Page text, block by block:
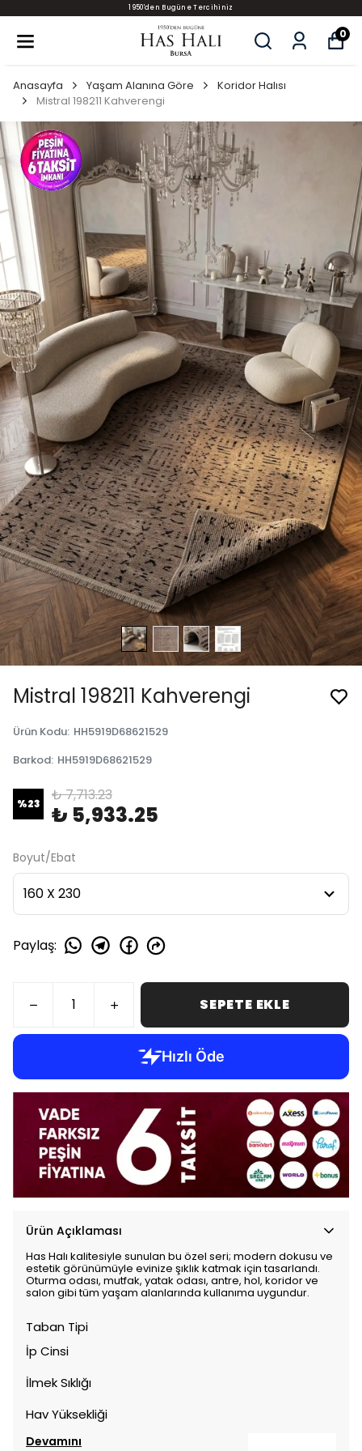
1950'den Bugüne Tercihiniz
0
Anasayfa Yaşam Alanına Göre
Koridor Halısı
Mistral 198211 Kahverengi
Mistral 198211 Kahverengi
Ürün Kodu: HH5919D68621529
Barkod: HH5919D68621529
%23 ₺ 7,713.23
₺ 5,933.25
Boyut/Ebat
Paylaş:
SEPETE EKLE
Ürün Açıklaması
Has Halı kalitesiyle sunulan bu özel seri; modern dokusu ve
estetik görünümüyle evinize şıklık katmak için tasarlandı.
Oturma odası, mutfak, yatak odası, antre, hol, koridor ve
salon gibi tüm yaşam alanlarında kullanıma uygundur.
Taban Tipi
İp Cinsi
İlmek Sıklığı
Hav Yüksekliği
Devamını